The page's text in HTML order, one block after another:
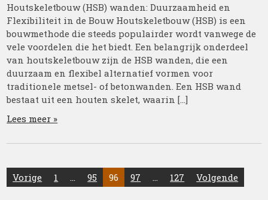
Houtskeletbouw (HSB) wanden: Duurzaamheid en
Flexibiliteit in de Bouw Houtskeletbouw (HSB) is een
bouwmethode die steeds populairder wordt vanwege de
vele voordelen die het biedt. Een belangrijk onderdeel
van houtskeletbouw zijn de HSB wanden, die een
duurzaam en flexibel alternatief vormen voor
traditionele metsel- of betonwanden. Een HSB wand
bestaat uit een houten skelet, waarin […]
Lees meer »
Posts
pagination
Vorige 1 95 96 97 127 Volgende